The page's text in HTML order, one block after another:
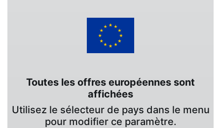
Toutes les offres européennes sont
affichées
Utilisez le sélecteur de pays dans le menu
pour modifier ce paramètre.